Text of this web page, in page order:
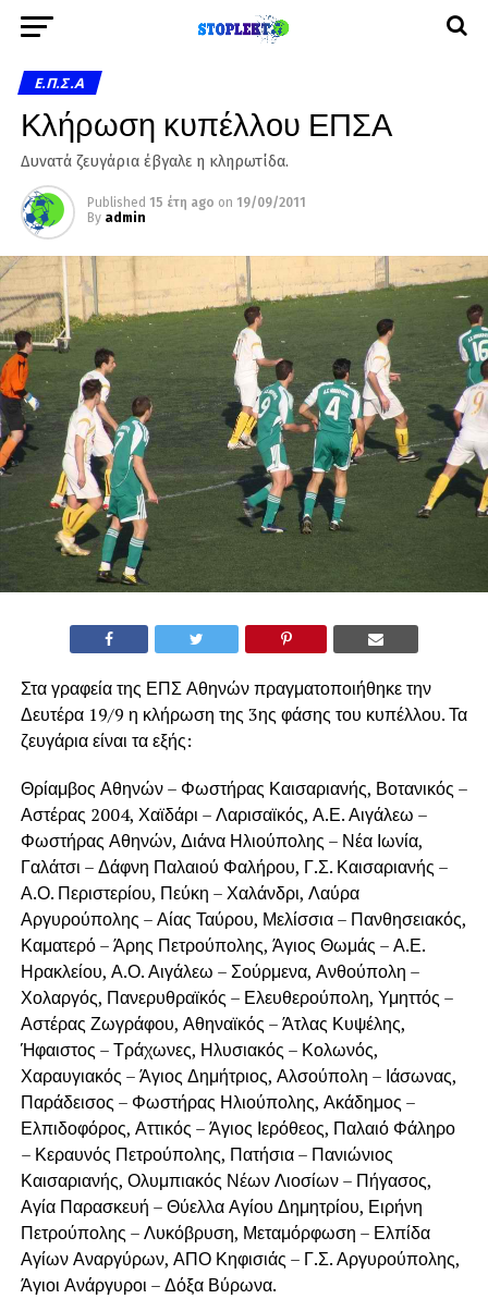
Ε.Π.Σ.Α
Κλήρωση κυπέλλου ΕΠΣΑ
Δυνατά ζευγάρια έβγαλε η κληρωτίδα.
Published 15 έτη ago on 19/09/2011
By admin
Στα γραφεία της ΕΠΣ Αθηνών πραγματοποιήθηκε την
Δευτέρα 19/9 η κλήρωση της 3ης φάσης του κυπέλλου. Τα
ζευγάρια είναι τα εξής:
Θρίαμβος Αθηνών – Φωστήρας Καισαριανής, Βοτανικός –
Αστέρας 2004, Χαϊδάρι – Λαρισαϊκός, Α.Ε. Αιγάλεω –
Φωστήρας Αθηνών, Διάνα Ηλιούπολης – Νέα Ιωνία,
Γαλάτσι – Δάφνη Παλαιού Φαλήρου, Γ.Σ. Καισαριανής –
Α.Ο. Περιστερίου, Πεύκη – Χαλάνδρι, Λαύρα
Αργυρούπολης – Αίας Ταύρου, Μελίσσια – Πανθησειακός,
Καματερό – Άρης Πετρούπολης, Άγιος Θωμάς – Α.Ε.
Ηρακλείου, Α.Ο. Αιγάλεω – Σούρμενα, Ανθούπολη –
Χολαργός, Πανερυθραϊκός – Ελευθερούπολη, Υμηττός –
Αστέρας Ζωγράφου, Αθηναϊκός – Άτλας Κυψέλης,
Ήφαιστος – Τράχωνες, Ηλυσιακός – Κολωνός,
Χαραυγιακός – Άγιος Δημήτριος, Αλσούπολη – Ιάσωνας,
Παράδεισος – Φωστήρας Ηλιούπολης, Ακάδημος –
Ελπιδοφόρος, Αττικός – Άγιος Ιερόθεος, Παλαιό Φάληρο
– Κεραυνός Πετρούπολης, Πατήσια – Πανιώνιος
Καισαριανής, Ολυμπιακός Νέων Λιοσίων – Πήγασος,
Αγία Παρασκευή – Θύελλα Αγίου Δημητρίου, Ειρήνη
Πετρούπολης – Λυκόβρυση, Μεταμόρφωση – Ελπίδα
Αγίων Αναργύρων, ΑΠΟ Κηφισιάς – Γ.Σ. Αργυρούπολης,
Άγιοι Ανάργυροι – Δόξα Βύρωνα.